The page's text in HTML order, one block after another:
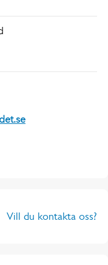
Vill du kontakta oss?